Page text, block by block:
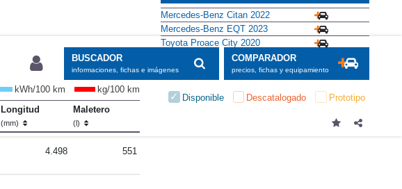
BUSCADOR
informaciones, fichas e imágenes
COMPARADOR
precios, fichas y equipamiento
Disponible Descatalogado Prototipo
kWh/100 km
kg/100 km
Longitud
(mm)
Maletero
(l)
4.498 551
Mercedes-Benz Citan 2022
Mercedes-Benz EQT 2023
Toyota Proace City 2020